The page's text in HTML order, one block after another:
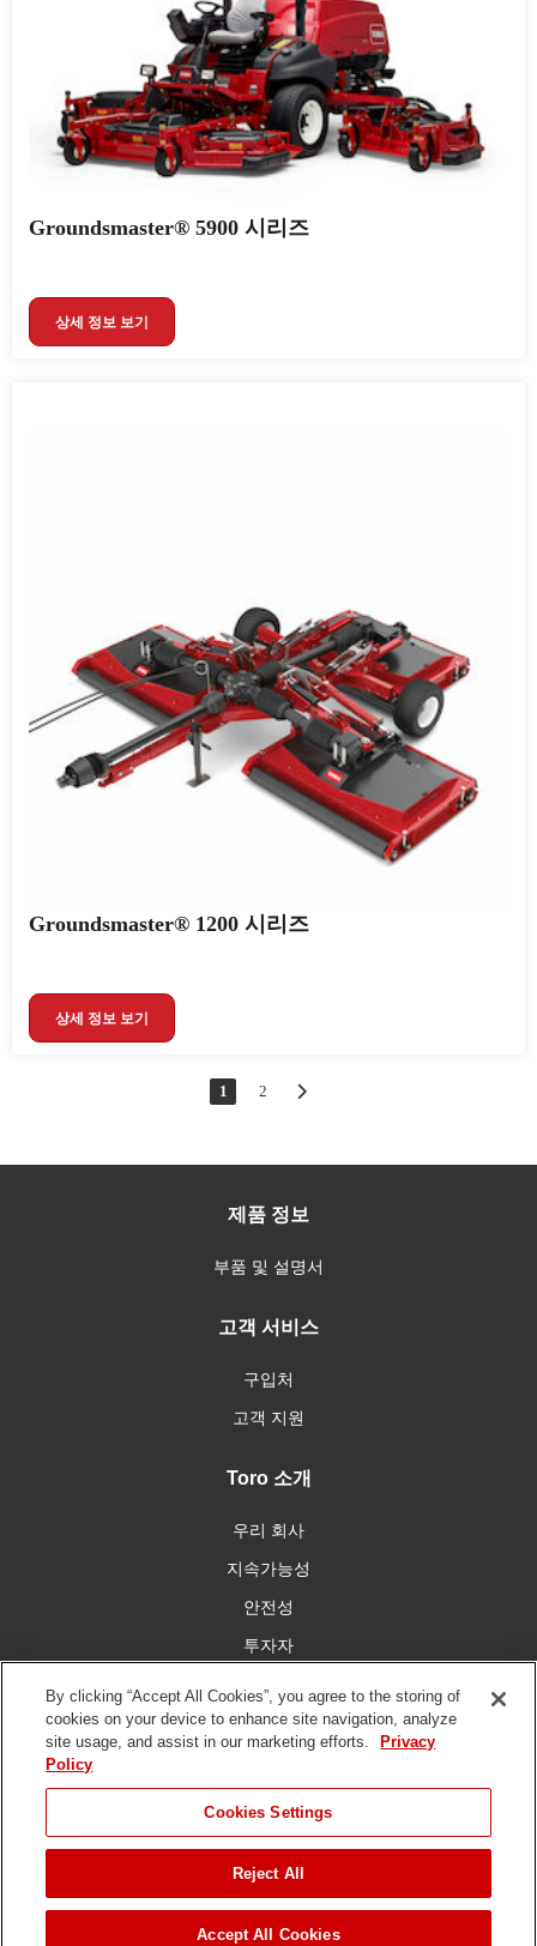
Groundsmaster® 5900 시리즈
상세 정보 보기
Groundsmaster® 1200 시리즈
상세 정보 보기
1 2
제품 정보
부품 및 설명서
고객 서비스
구입처
고객 지원
Toro 소개
우리 회사
지속가능성
안전성
투자자
우리와 함께 연결
이용 약관 개인 정보 보호 정책 DMCA/저작권 정책
저작권 ©2026 토로 회사. 모든 권리 보유.
By clicking “Accept All Cookies”, you agree to the storing of
cookies on your device to enhance site navigation, analyze
site usage, and assist in our marketing efforts.
Privacy
Policy
Cookies Settings
Reject All
Accept All Cookies